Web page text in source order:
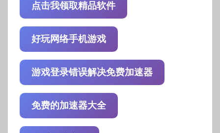
点击我领取精品软件
好玩网络手机游戏
游戏登录错误解决免费加速器
免费的加速器大全